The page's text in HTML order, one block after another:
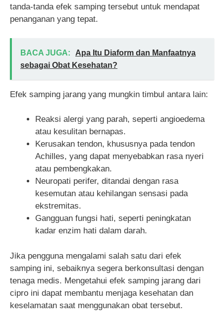
tanda-tanda efek samping tersebut untuk mendapat
penanganan yang tepat.
BACA JUGA:
Apa Itu Diaform dan Manfaatnya
sebagai Obat Kesehatan?
Efek samping jarang yang mungkin timbul antara lain:
Reaksi alergi yang parah, seperti angioedema
atau kesulitan bernapas.
Kerusakan tendon, khususnya pada tendon
Achilles, yang dapat menyebabkan rasa nyeri
atau pembengkakan.
Neuropati perifer, ditandai dengan rasa
kesemutan atau kehilangan sensasi pada
ekstremitas.
Gangguan fungsi hati, seperti peningkatan
kadar enzim hati dalam darah.
Jika pengguna mengalami salah satu dari efek
samping ini, sebaiknya segera berkonsultasi dengan
tenaga medis. Mengetahui efek samping jarang dari
cipro ini dapat membantu menjaga kesehatan dan
keselamatan saat menggunakan obat tersebut.